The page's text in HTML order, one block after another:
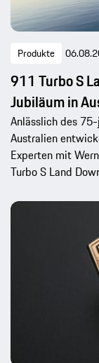
Produkte
911 Turbo S
Jubiläum in
Anlässlich des
Australien
Experten mit
Turbo S Land